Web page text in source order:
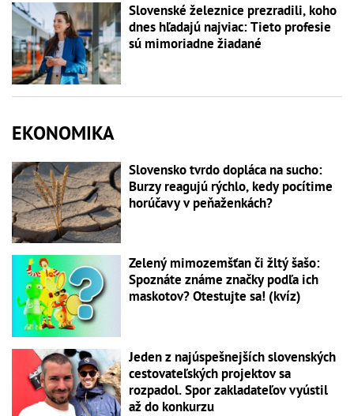
Slovenské železnice prezradili, koho
dnes hľadajú najviac: Tieto profesie
sú mimoriadne žiadané
EKONOMIKA
Slovensko tvrdo dopláca na sucho:
Burzy reagujú rýchlo, kedy pocítime
horúčavy v peňaženkách?
Zelený mimozemšťan či žltý šašo:
Spoznáte známe značky podľa ich
maskotov? Otestujte sa! (kvíz)
Jeden z najúspešnejších slovenských
cestovateľských projektov sa
rozpadol. Spor zakladateľov vyústil
až do konkurzu